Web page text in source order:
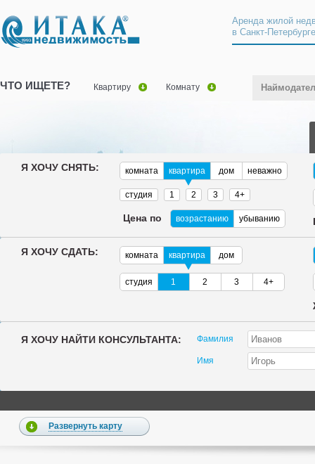
Аренда жилой
в Санкт-
ЧТО ИЩЕТЕ? Квартиру Комнату
Я ХОЧУ СНЯТЬ: комната квартира дом неважно
студия 1 2 3 4+
Цена по возрастанию убыванию
Я ХОЧУ СДАТЬ: комната квартира дом
студия 1 2 3 4+
Я ХОЧУ НАЙТИ КОНСУЛЬТАНТА: Фамилия
Имя
Развернуть карту